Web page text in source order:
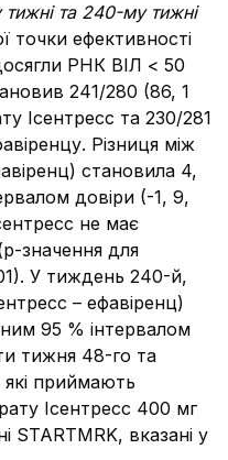
тижні та 240-му тижні
точки ефективності
РНК ВІЛ < 50
241/280 (86, 1
Ісентресс та 230/281
Різниця між
становила 4,
довіри (-1, 9,
не має
значення для
У тиждень 240-й,
– ефавіренц)
95 % інтервалом
тижня 48-го та
які приймають
Ісентресс 400 мг
STARTMRK, вказані у